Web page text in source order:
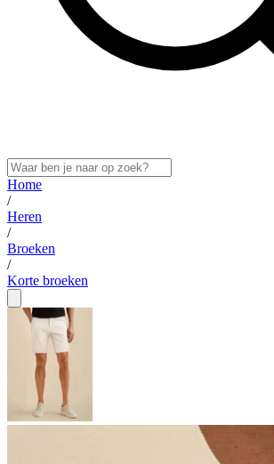
Home
/
Heren
/
Broeken
/
Korte broeken